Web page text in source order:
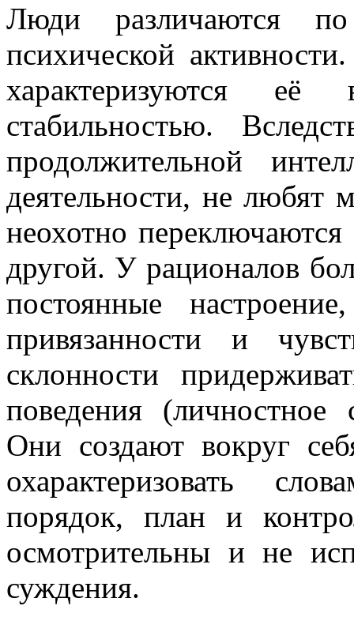
Люди различаются
психической
характеризуются
стабильностью.
продолжительной
деятельности, не любят
неохотно
другой. У рационалов
постоянные
привязанности и
склонности
поведения (личностное
Они создают вокруг
охарактеризовать
порядок, план и
осмотрительны и не
суждения.